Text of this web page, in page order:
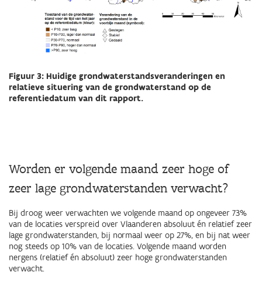
Figuur 3: Huidige grondwaterstandsveranderingen en
relatieve situering van de grondwaterstand op de
referentiedatum van dit rapport.
Worden er volgende maand zeer hoge of
zeer lage grondwaterstanden verwacht?
Bij droog weer verwachten we volgende maand op ongeveer 73%
van de locaties verspreid over Vlaanderen absoluut én relatief zeer
lage grondwaterstanden, bij normaal weer op 27%, en bij nat weer
nog steeds op 10% van de locaties. Volgende maand worden
nergens (relatief én absoluut) zeer hoge grondwaterstanden
verwacht.